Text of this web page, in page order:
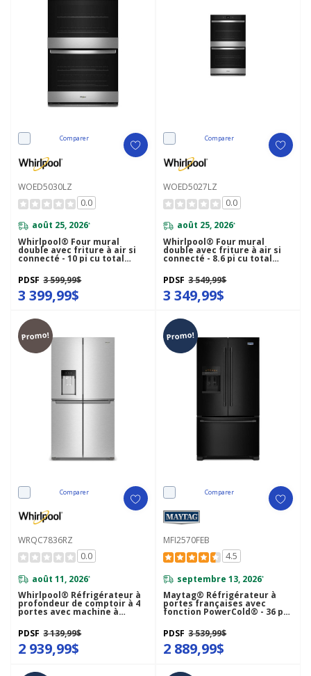
Comparer
WOED5030LZ
0.0
août 25, 2026*
Whirlpool® Four mural
double avec friture à air si
connecté - 10 pi cu total
PDSF 3 599,99$
3 399,99$
Comparer
WOED5027LZ
0.0
août 25, 2026*
Whirlpool® Four mural
double avec friture à air si
connecté - 8.6 pi cu total
PDSF 3 549,99$
3 349,99$
Promo!
Comparer
WRQC7836RZ
0.0
août 11, 2026*
Whirlpool® Réfrigérateur à
profondeur de comptoir à 4
portes avec machine à
glaçons dans la porte de 36
po WRQC7836RZ
PDSF 3 139,99$
2 939,99$
Promo!
Comparer
MFI2570FEB
4.5
septembre 13, 2026*
Maytag® Réfrigérateur à
portes françaises avec
fonction PowerCold® - 36 po
PDSF 3 539,99$
2 889,99$